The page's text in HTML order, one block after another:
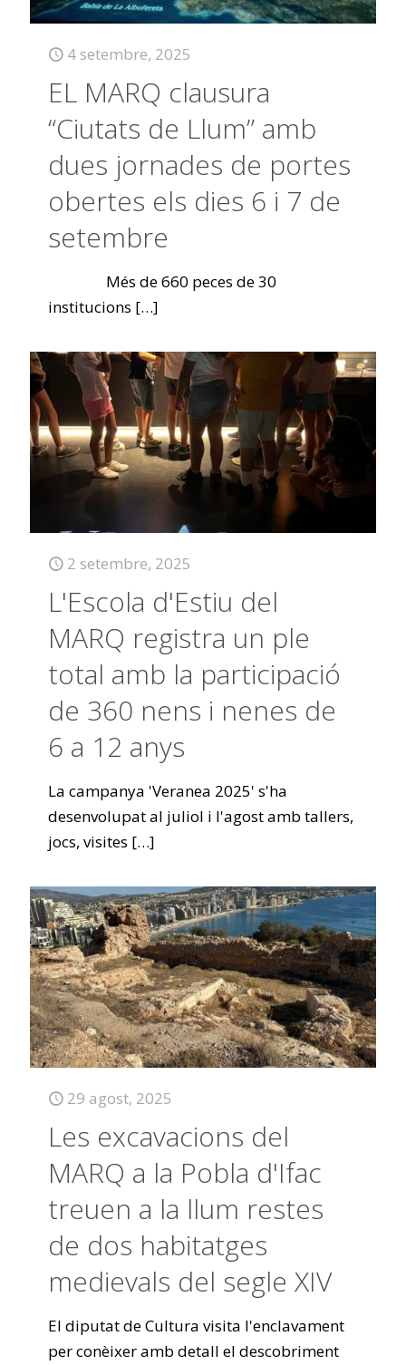
4 setembre, 2025
EL MARQ clausura
“Ciutats de Llum” amb
dues jornades de portes
obertes els dies 6 i 7 de
setembre
Més de 660 peces de 30
institucions […]
2 setembre, 2025
L'Escola d'Estiu del
MARQ registra un ple
total amb la participació
de 360 nens i nenes de
6 a 12 anys
La campanya 'Veranea 2025' s'ha
desenvolupat al juliol i l'agost amb tallers,
jocs, visites […]
29 agost, 2025
Les excavacions del
MARQ a la Pobla d'Ifac
treuen a la llum restes
de dos habitatges
medievals del segle XIV
El diputat de Cultura visita l'enclavament
per conèixer amb detall el descobriment